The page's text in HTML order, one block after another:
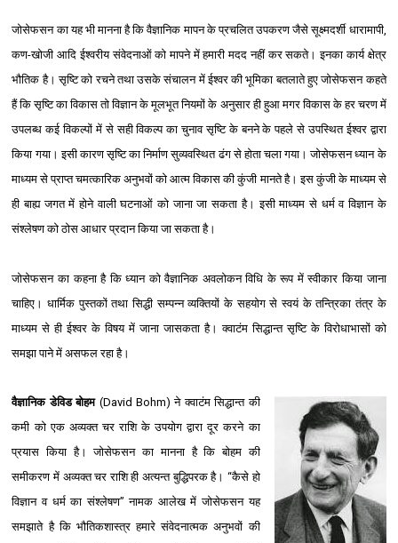
जोसेफसन का यह भी मानना है कि वैज्ञानिक मापन के प्रचलित उपकरण जैसे सूक्ष्मदर्शी धारामापी,
कण-खोजी आदि ईश्‍वरीय संवेदनाओं को मापने में हमारी मदद नहीं कर सकते। इनका कार्य क्षेत्र
भौतिक है। सृष्टि को रचने तथा उसके संचालन में ईश्‍वर की भूमिका बतलाते हुए जोसेफसन कहते
हैं कि सृष्टि का विकास तो विज्ञान के मूलभूत नियमों के अनुसार ही हुआ मगर विकास के हर चरण में
उपलब्ध कई विकल्पों में से सही विकल्प का चुनाव सृष्टि के बनने के पहले से उपस्थित ईश्‍वर द्वारा
किया गया। इसी कारण सृष्टि का निर्माण सुव्यवस्थित ढंग से होता चला गया। जोसेफसन ध्यान के
माध्यम से प्राप्त चमत्कारिक अनुभवों को आत्म विकास की कुंजी मानते है। इस कुंजी के माध्यम से
ही बाह्य जगत में होने वाली घटनाओं को जाना जा सकता है। इसी माध्यम से धर्म व विज्ञान के
संश्‍लेषण को ठोस आधार प्रदान किया जा सकता है।
जोसेफसन का कहना है कि ध्यान को वैज्ञानिक अवलोकन विधि के रूप में स्वीकार किया जाना
चाहिए। धार्मिक पुस्तकों तथा सिद्धी सम्पन्न व्यक्तियों के सहयोग से स्वयं के तन्त्रिका तंत्र के
माध्यम से ही ईश्‍वर के विषय में जाना जासकता है। क्वाटंम सिद्धान्त सृष्टि के विरोधाभासों को
समझा पाने में असफल रहा है।
वैज्ञानिक डेविड बोहम(David Bohm) ने क्वाटंम सिद्धान्त की
कमी को एक अव्यक्त चर राशि के उपयोग द्वारा दूर करने का
प्रयास किया है। जोसेफसन का मानना है कि बोहम की
समीकरण में अव्यक्त चर राशि ही अत्यन्त बुद्धिपरक है। ‘‘कैसे हो
विज्ञान व धर्म का संश्‍लेषण’’ नामक आलेख में जोसेफसन यह
समझाते है कि भौतिकशास्त्र हमारे संवेदनात्मक अनुभवों की